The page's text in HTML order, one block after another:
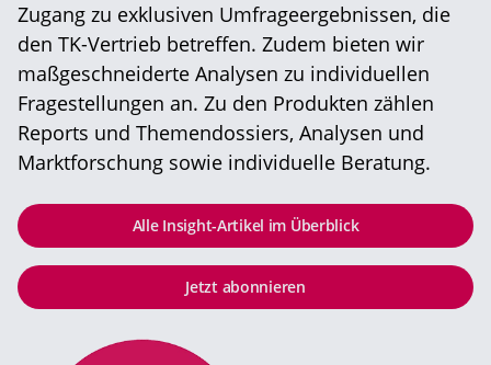
Zugang zu exklusiven Umfrageergebnissen, die
den TK-Vertrieb betreffen. Zudem bieten wir
maßgeschneiderte Analysen zu individuellen
Fragestellungen an. Zu den Produkten zählen
Reports und Themendossiers, Analysen und
Marktforschung sowie individuelle Beratung.
Alle Insight-Artikel im Überblick
Jetzt abonnieren